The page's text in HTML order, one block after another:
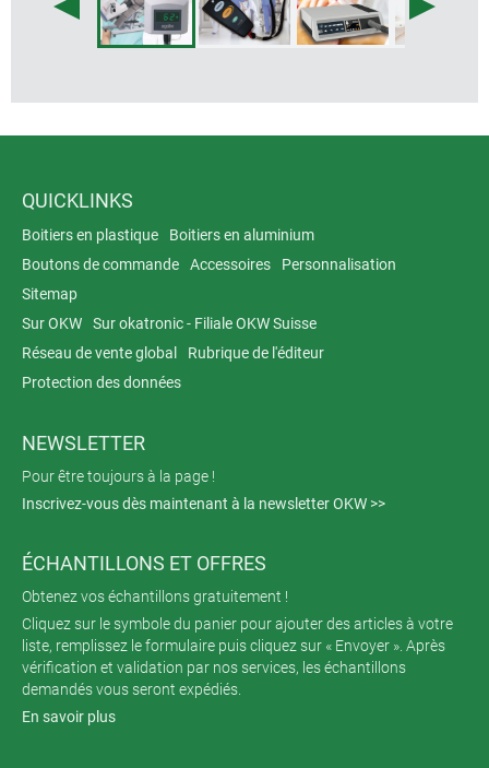
QUICKLINKS
Boitiers en plastique
Boitiers en aluminium
Boutons de commande
Accessoires
Personnalisation
Sitemap
Sur OKW
Sur okatronic - Filiale OKW Suisse
Réseau de vente global
Rubrique de l'éditeur
Protection des données
NEWSLETTER
Pour être toujours à la page !
Inscrivez-vous dès maintenant à la newsletter OKW >>
ÉCHANTILLONS ET OFFRES
Obtenez vos échantillons gratuitement !
Cliquez sur le symbole du panier pour ajouter des articles à votre
liste, remplissez le formulaire puis cliquez sur « Envoyer ». Après
vérification et validation par nos services, les échantillons
demandés vous seront expédiés.
En savoir plus